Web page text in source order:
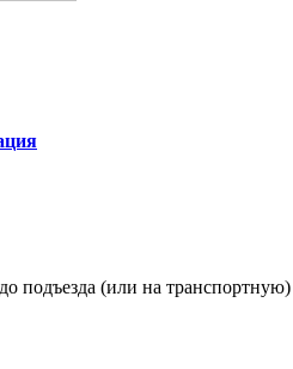
подъезда (или на